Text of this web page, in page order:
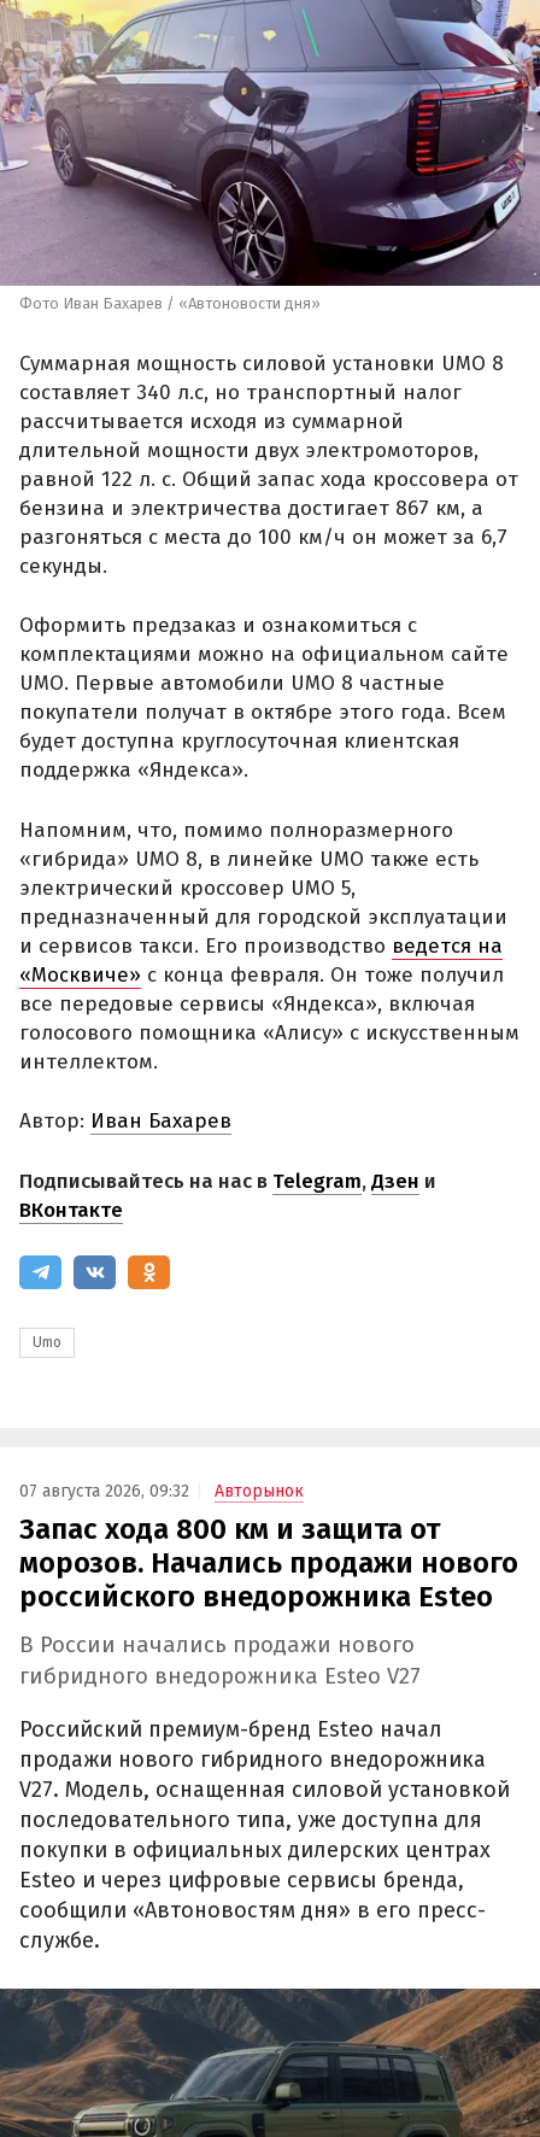
Фото Иван Бахарев / «Автоновости дня»
Суммарная мощность силовой установки UMO 8
составляет 340 л.с, но транспортный налог
рассчитывается исходя из суммарной
длительной мощности двух электромоторов,
равной 122 л. с. Общий запас хода кроссовера от
бензина и электричества достигает 867 км, а
разгоняться с места до 100 км/ч он может за 6,7
секунды.
Оформить предзаказ и ознакомиться с
комплектациями можно на официальном сайте
UMO. Первые автомобили UMO 8 частные
покупатели получат в октябре этого года. Всем
будет доступна круглосуточная клиентская
поддержка «Яндекса».
Напомним, что, помимо полноразмерного
«гибрида» UMO 8, в линейке UMO также есть
электрический кроссовер UMO 5,
предназначенный для городской эксплуатации
и сервисов такси. Его производство ведется на
«Москвиче» с конца февраля. Он тоже получил
все передовые сервисы «Яндекса», включая
голосового помощника «Алису» с искусственным
интеллектом.
Автор: Иван Бахарев
Подписывайтесь на нас в Telegram,Дзен и
ВКонтакте
Umo
07 августа 2026, 09:32 Авторынок
Запас хода 800 км и защита от
морозов. Начались продажи нового
российского внедорожника Esteo
В России начались продажи нового
гибридного внедорожника Esteo V27
Российский премиум-бренд Esteo начал
продажи нового гибридного внедорожника
V27. Модель, оснащенная силовой установкой
последовательного типа, уже доступна для
покупки в официальных дилерских центрах
Esteo и через цифровые сервисы бренда,
сообщили «Автоновостям дня» в его пресс-
службе.